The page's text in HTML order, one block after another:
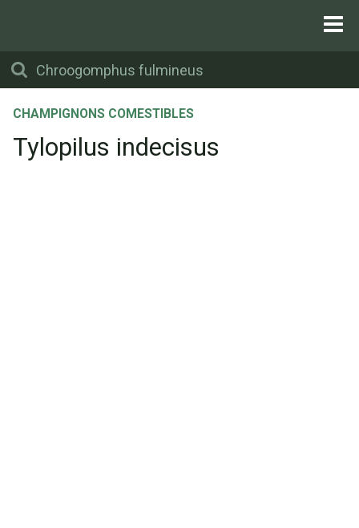
CHAMPIGNONS COMESTIBLES
Tylopilus indecisus